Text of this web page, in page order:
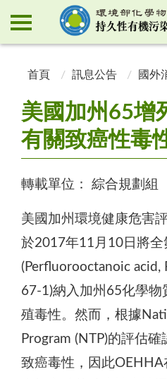
首頁 訊息公告 國外
美國加州65增
有關致癌性毒
轉載單位： 綜合規劃組
美國加州環境健康危害
於2017年11月10日將全
(Perfluorooctanoic acid,
67-1)納入加州65化學物
殖毒性。然而，根據
Program (NTP)的評估
致癌毒性，因此